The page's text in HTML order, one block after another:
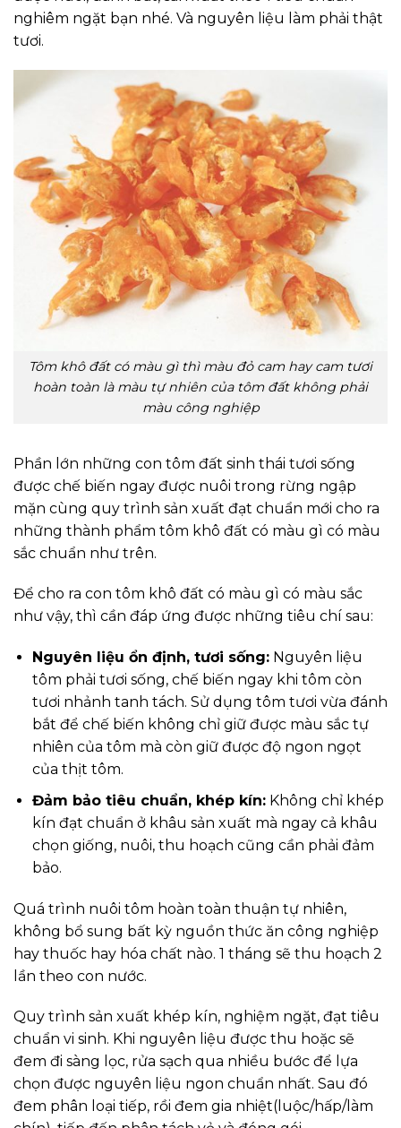
nghiêm ngặt bạn nhé. Và nguyên liệu làm phải thật
tươi.
Tôm khô đất có màu gì thì màu đỏ cam hay cam tươi
hoàn toàn là màu tự nhiên của tôm đất không phải
màu công nghiệp
Phần lớn những con tôm đất sinh thái tươi sống
được chế biến ngay được nuôi trong rừng ngập
mặn cùng quy trình sản xuất đạt chuẩn mới cho ra
những thành phẩm tôm khô đất có màu gì có màu
sắc chuẩn như trên.
Để cho ra con tôm khô đất có màu gì có màu sắc
như vậy, thì cần đáp ứng được những tiêu chí sau:
Nguyên liệu ổn định, tươi sống:Nguyên liệu
tôm phải tươi sống, chế biến ngay khi tôm còn
tươi nhảnh tanh tách. Sử dụng tôm tươi vừa đánh
bắt để chế biến không chỉ giữ được màu sắc tự
nhiên của tôm mà còn giữ được độ ngon ngọt
của thịt tôm.
Đảm bảo tiêu chuẩn, khép kín:Không chỉ khép
kín đạt chuẩn ở khâu sản xuất mà ngay cả khâu
chọn giống, nuôi, thu hoạch cũng cần phải đảm
bảo.
Quá trình nuôi tôm hoàn toàn thuận tự nhiên,
không bổ sung bất kỳ nguồn thức ăn công nghiệp
hay thuốc hay hóa chất nào. 1 tháng sẽ thu hoạch 2
lần theo con nước.
Quy trình sản xuất khép kín, nghiệm ngặt, đạt tiêu
chuẩn vi sinh. Khi nguyên liệu được thu hoặc sẽ
đem đi sàng lọc, rửa sạch qua nhiều bước để lựa
chọn được nguyên liệu ngon chuẩn nhất. Sau đó
đem phân loại tiếp, rồi đem gia nhiệt(luộc/hấp/làm